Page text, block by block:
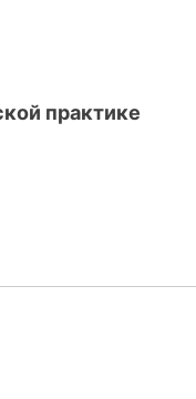
практике